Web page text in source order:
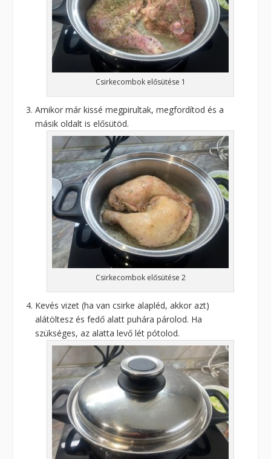
Csirkecombok elősütése 1
Amikor már kissé megpirultak, megfordítod és a
másik oldalt is elősütöd.
Csirkecombok elősütése 2
Kevés vizet (ha van csirke alapléd, akkor azt)
alátöltesz és fedő alatt puhára párolod. Ha
szükséges, az alatta levő lét pótolod.